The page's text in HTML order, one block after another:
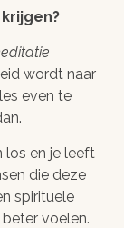
wordt naar
even te
los en je leeft
die deze
spirituele
voelen.